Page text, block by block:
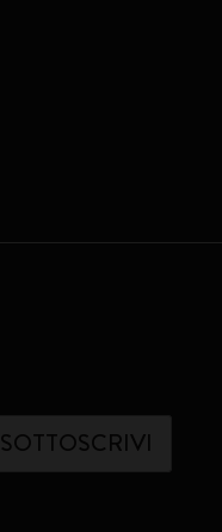
SOTTOSCRIVI